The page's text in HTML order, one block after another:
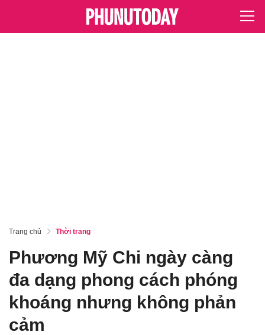
Trang chủ Thời trang
Phương Mỹ Chi ngày càng
đa dạng phong cách phóng
khoáng nhưng không phản
cảm